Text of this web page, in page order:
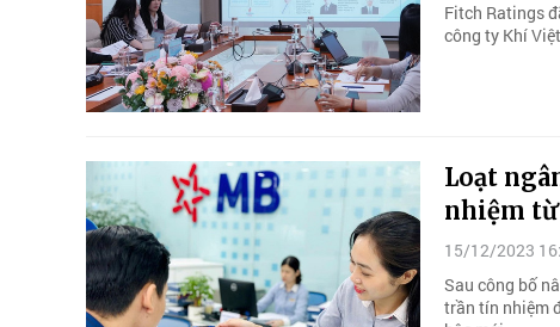
Fitch Ratings
công ty Khí
Loạt
nhiệm
15/12/2023
Sau công bố
trần tín nhiệm